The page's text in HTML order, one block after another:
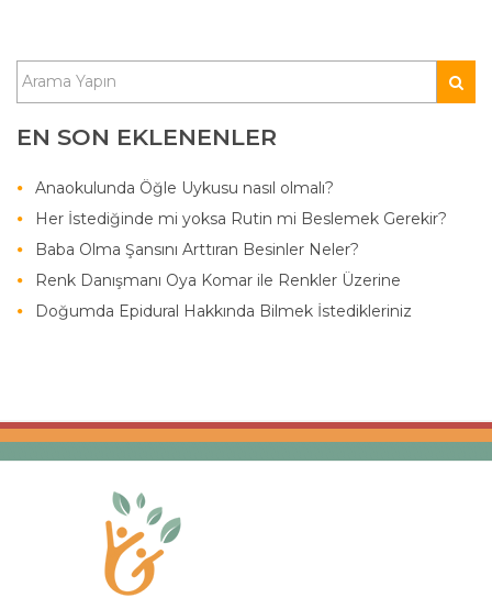
EN SON EKLENENLER
Anaokulunda Öğle Uykusu nasıl olmalı?
Her İstediğinde mi yoksa Rutin mi Beslemek Gerekir?
Baba Olma Şansını Arttıran Besinler Neler?
Renk Danışmanı Oya Komar ile Renkler Üzerine
Doğumda Epidural Hakkında Bilmek İstedikleriniz